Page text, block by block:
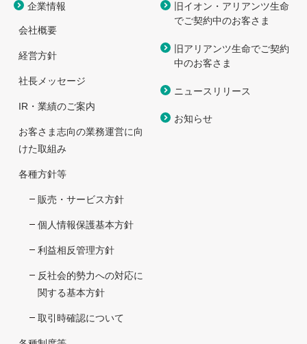
企業情報
会社概要
経営方針
社長メッセージ
IR・業績のご案内
お客さま志向の業務運営に向
けた取組み
各種方針等
販売・サービス方針
個人情報保護基本方針
利益相反管理方針
反社会的勢力への対応に
関する基本方針
取引時確認について
旧イオン・アリアンツ生命
でご契約中のお客さま
旧アリアンツ生命でご契約
中のお客さま
ニュースリリース
お知らせ